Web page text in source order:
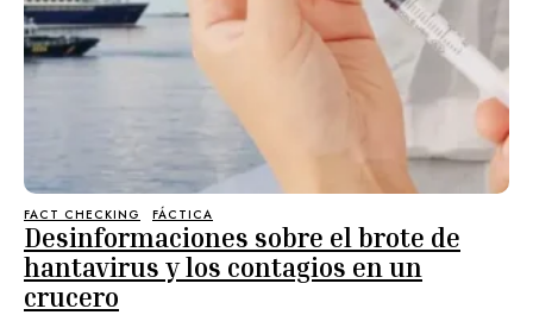
FACT CHECKING FÁCTICA
Desinformaciones sobre el brote de
hantavirus y los contagios en un
crucero